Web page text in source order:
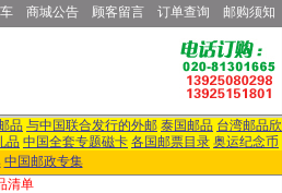
商城公告 顾客留言 订单查询 邮购须知
品 与中国联合发行的外邮 泰国邮品 台湾邮品欣
品 中国全套专题磁卡 各国邮票目录 奥运纪念币
中国邮政专集
清单